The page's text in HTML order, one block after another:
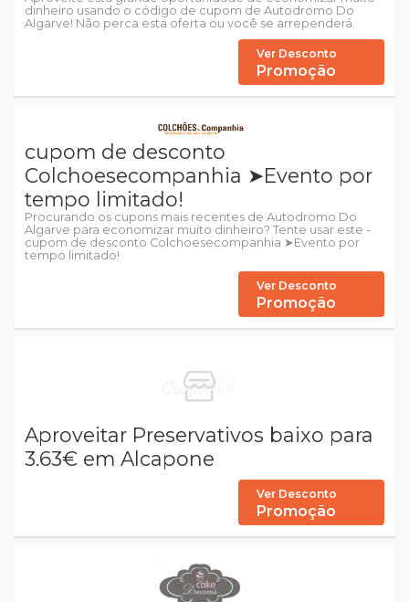
dinheiro usando o código de cupom de Autodromo Do
Algarve! Não perca esta oferta ou você se arrependerá.
Ver Desconto
Promoção
cupom de desconto
Colchoesecompanhia ➤Evento por
tempo limitado!
Procurando os cupons mais recentes de Autodromo Do
Algarve para economizar muito dinheiro? Tente usar este -
cupom de desconto Colchoesecompanhia ➤Evento por
tempo limitado!
Ver Desconto
Promoção
Aproveitar Preservativos baixo para
3.63€ em Alcapone
Ver Desconto
Promoção